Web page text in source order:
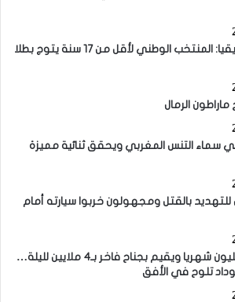
على عرش شمال إفريقيا: المنتخب الوطني لأقل من 17 سنة يتوج بطلا
الرمال
سماء التنس المغربي ويحقق ثنائية مميزة
بالقتل ومجهولون خربوا سيارته أمام
زياش يتقاضى 200 مليون شهريا ويقيم بجناح فاخر بـ4 ملايين لليلة…
تلوح في الأفق